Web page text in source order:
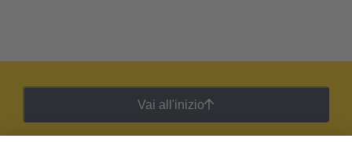
Vai all'inizio